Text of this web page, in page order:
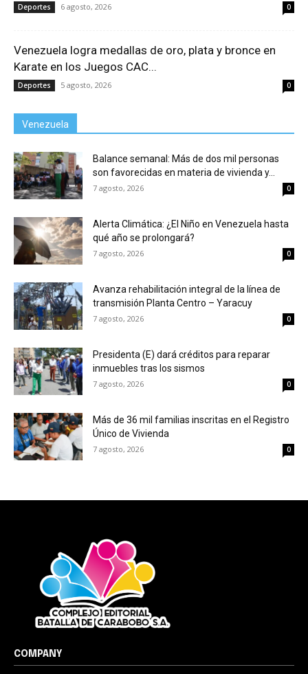
Deportes 6 agosto, 2026 0
Venezuela logra medallas de oro, plata y bronce en
Karate en los Juegos CAC...
Deportes 5 agosto, 2026 0
Venezuela
Balance semanal: Más de dos mil personas
son favorecidas en materia de vivienda y...
7 agosto, 2026 0
Alerta Climática: ¿El Niño en Venezuela hasta
qué año se prolongará?
7 agosto, 2026 0
Avanza rehabilitación integral de la línea de
transmisión Planta Centro – Yaracuy
7 agosto, 2026 0
Presidenta (E) dará créditos para reparar
inmuebles tras los sismos
7 agosto, 2026 0
Más de 36 mil familias inscritas en el Registro
Único de Vivienda
7 agosto, 2026 0
COMPANY